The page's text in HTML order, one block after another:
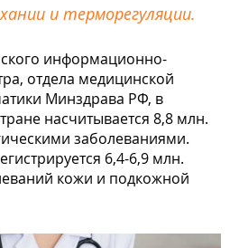
и терморегуляции.
информационно-
отдела медицинской
Минздрава РФ, в
насчитывается 8,8 млн.
заболеваниями.
6,4-6,9 млн.
кожи и подкожной